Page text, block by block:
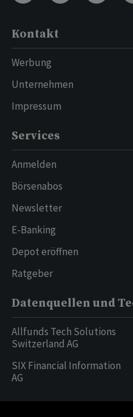
Kontakt
Werbung
Unternehmen
Impressum
Services
Anmelden
Börsenabos
Newsletter
E-Banking
Depot eröffnen
Ratgeber
Datenquellen und
Allfunds Tech Solutions
Switzerland AG
SIX Financial Information
AG